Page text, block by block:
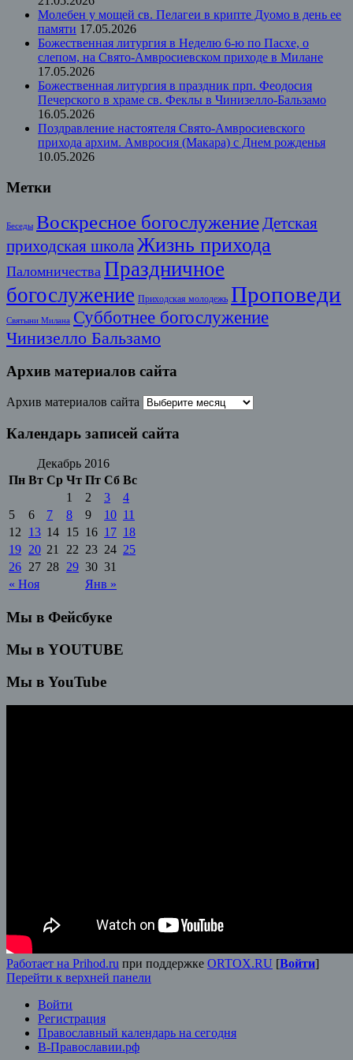
Молебен у мощей св. Пелагеи в крипте Дуомо в день ее
памяти 17.05.2026
Божественная литургия в Неделю 6-ю по Пасхе, о
слепом, на Свято-Амвросиевском приходе в Милане
17.05.2026
Божественная литургия в праздник прп. Феодосия
Печерского в храме св. Феклы в Чинизелло-Бальзамо
16.05.2026
Поздравление настоятеля Свято-Амвросиевского
прихода архим. Амвросия (Макара) с Днем рожденья
10.05.2026
Метки
Беседы Воскресное богослужение Детская
приходская школа Жизнь прихода
Паломничества Праздничное
богослужение Приходская молодежь Проповеди
Святыни Милана Субботнее богослужение
Чинизелло Бальзамо
Архив материалов сайта
Архив материалов сайта
Календарь записей сайта
Декабрь 2016
Пн Вт Ср Чт Пт Сб Вс
« Ноя Янв »
1 2 3
4
5
6 7 8 9 10 11
12
13 14 15 16 17 18
19 20 21 22 23 24 25
26 27 28 29 30 31
Мы в Фейсбуке
Мы в YOUTUBE
Мы в YouTube
Работает на Prihod.ru при поддержке ORTOX.RU [Войти]
Перейти к верхней панели
Войти
Регистрация
Православный календарь на сегодня
В-Православии.рф